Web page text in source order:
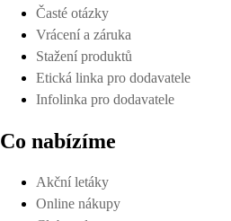
Časté otázky
Vrácení a záruka
Stažení produktů
Etická linka pro dodavatele
Infolinka pro dodavatele
Co nabízíme
Akční letáky
Online nákupy